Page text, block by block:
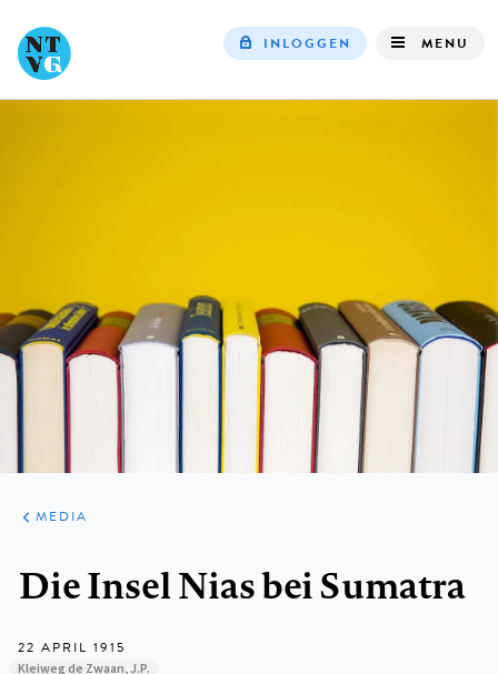
INLOGGEN MENU
ARTIKELEN
VARIA
MEDIA
Die Insel Nias bei Sumatra
22 APRIL 1915
Kleiweg de Zwaan, J.P.